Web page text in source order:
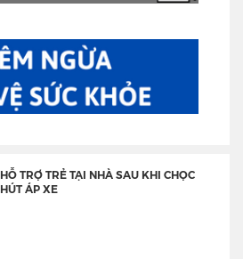
HỖ TRỢ TRẺ TẠI NHÀ SAU KHI CHỌC
HÚT ÁP XE